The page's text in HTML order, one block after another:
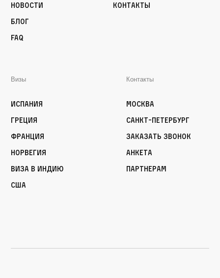
Новости
Блог
FAQ
Контакты
Визы
Испания
Греция
Франция
Норвегия
Виза в Индию
США
Контакты
Москва
Санкт-Петербург
Заказать звонок
Анкета
Партнерам